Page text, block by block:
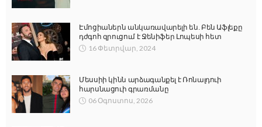
Էմոցիաներն անկառավարելի են. Բեն Աֆլեքը
դժգոհ զրուցում է Ջենիֆեր Լոպեսի հետ
16 Փետրվար, 2024
Մեսսիի կինն արձագանքել է Ռոնալդուի
հարսնացուի գրառմանը
06 Օգոստոս, 2026